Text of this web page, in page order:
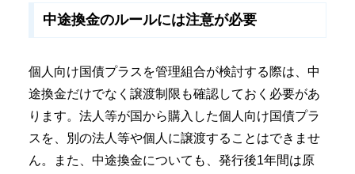
中途換金のルールには注意が必要
個人向け国債プラスを管理組合が検討する際は、中
途換金だけでなく譲渡制限も確認しておく必要があ
ります。法人等が国から購入した個人向け国債プラ
スを、別の法人等や個人に譲渡することはできませ
ん。また、中途換金についても、発行後1年間は原